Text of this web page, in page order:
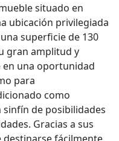
situado en
ubicación privilegiada
superficie de 130
gran amplitud y
una oportunidad
para
como
de posibilidades
Gracias a sus